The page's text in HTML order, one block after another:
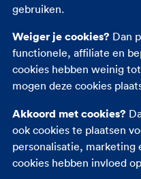
landschap? Vraag
of dit mag en hoe
niet altijd
auto met 4-
Van plan om flink
vriendinnen? Dan
auto huren.
Vakantie vol
gebruiken.
Weiger je cookies? Dan
functionele, affiliate en
cookies hebben weinig
mogen deze cookies
Akkoord met cookies?
ook cookies te plaatsen
personalisatie, marketing
cookies hebben invloed